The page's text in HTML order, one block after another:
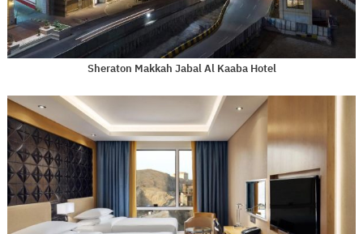
Sheraton Makkah Jabal Al Kaaba Hotel